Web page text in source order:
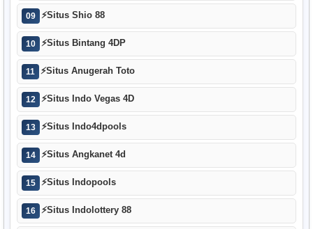
09 ⚡Situs Shio 88
10 ⚡Situs Bintang 4DP
11 ⚡Situs Anugerah Toto
12 ⚡Situs Indo Vegas 4D
13 ⚡Situs Indo4dpools
14 ⚡Situs Angkanet 4d
15 ⚡Situs Indopools
16 ⚡Situs Indolottery 88